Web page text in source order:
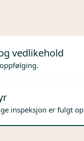
vedlikehold
inspeksjon er fulgt